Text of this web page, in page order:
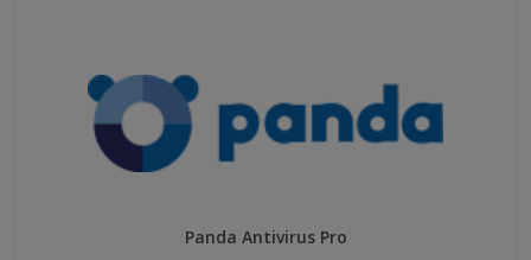
Panda Antivirus Pro